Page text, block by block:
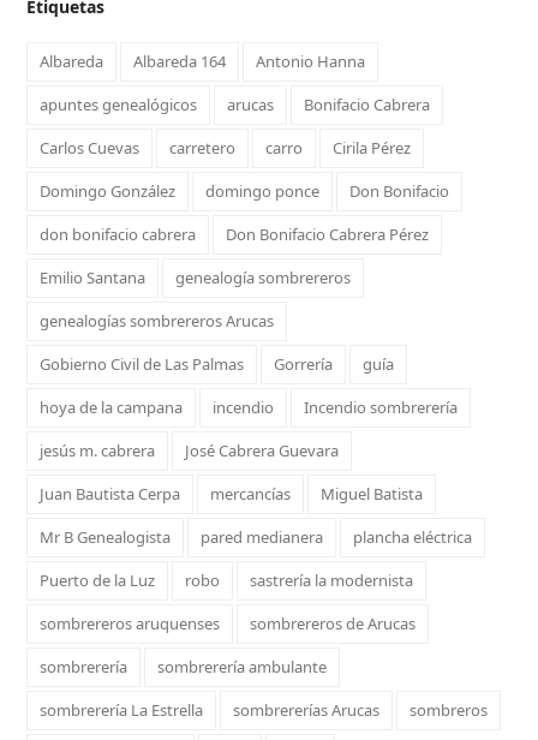
Etiquetas
Albareda Albareda 164
Antonio Hanna
apuntes genealógicos
arucas
Bonifacio Cabrera
Carlos Cuevas
carretero carro
Cirila Pérez
Domingo González
domingo ponce
Don Bonifacio
don bonifacio cabrera
Don Bonifacio Cabrera Pérez
Emilio Santana
genealogía sombrereros
genealogías sombrereros Arucas
Gobierno Civil de Las Palmas
Gorrería
guía
hoya de la campana
incendio
Incendio sombrerería
jesús m. cabrera
José Cabrera Guevara
Juan Bautista Cerpa
mercancías
Miguel Batista
Mr B Genealogista
pared medianera
plancha eléctrica
Puerto de la Luz
robo
sastrería la modernista
sombrereros aruquenses
sombrereros de Arucas
sombrerería
sombrerería ambulante
sombrerería La Estrella
sombrererías Arucas
sombreros